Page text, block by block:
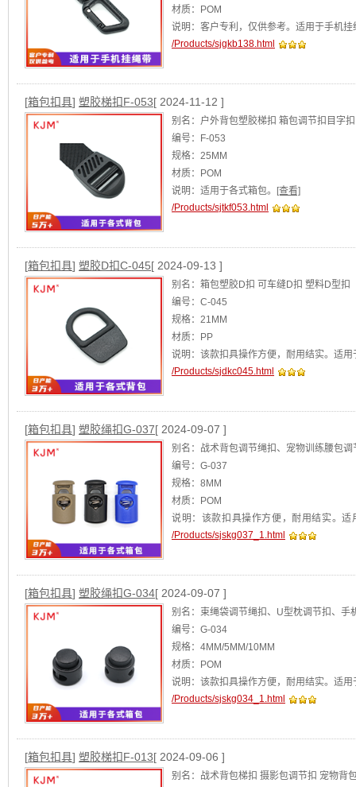
材质：POM
说明：客户专利，仅供参考。适用于手机挂
[查看]
/Products/sjgkb138.html
[箱包扣具] 塑胶梯扣F-053[ 2024-11-12 ]
别名：户外背包塑胶梯扣 箱包调节扣目字扣
编号：F-053
规格：25MM
材质：POM
说明：适用于各式箱包。
[查看]
/Products/sjtkf053.html
[箱包扣具] 塑胶D扣C-045[ 2024-09-13 ]
别名：箱包塑胶D扣 可车缝D扣 塑料D型扣
编号：C-045
规格：21MM
材质：PP
说明：该款扣具操作方便，耐用结实。适用
/Products/sjdkc045.html
[箱包扣具] 塑胶绳扣G-037[ 2024-09-07 ]
别名：战术背包调节绳扣、宠物训练腰包
编号：G-037
规格：8MM
材质：POM
说明：该款扣具操作方便，耐用结实。
包、滑雪手套、骑行包等。
/Products/sjskg037_1.html
[箱包扣具] 塑胶绳扣G-034[ 2024-09-07 ]
别名：束绳袋调节绳扣、U型枕调节扣、手
编号：G-034
规格：4MM/5MM/10MM
材质：POM
说明：该款扣具操作方便，耐用结实。适
[查看]
/Products/sjskg034_1.html
[箱包扣具] 塑胶梯扣F-013[ 2024-09-06 ]
别名：战术背包梯扣 摄影包调节扣 宠物背